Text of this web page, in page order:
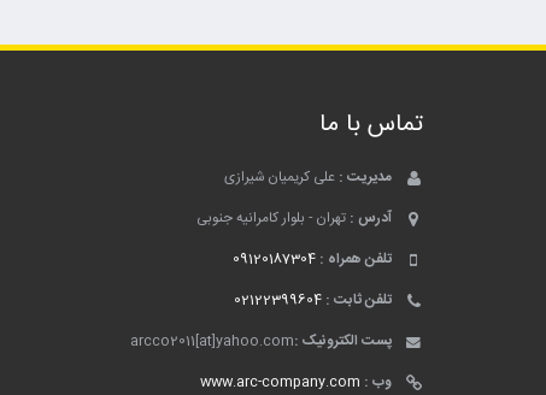
تماس با ما
مدیریت : علی کریمیان شیرازی
آدرس : تهران - بلوار کامرانیه جنوبی
تلفن همراه : 09120187304
تلفن ثابت : 02122399604
پست الکترونیک :arcco2011[at]yahoo.com
وب : www.arc-company.com